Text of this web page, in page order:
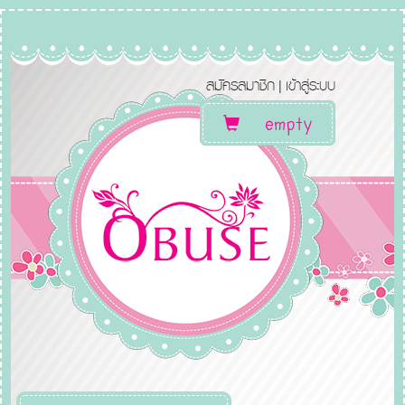
สมัครสมาชิก | เข้าสู่ระบบ
emptyToggle
navigation